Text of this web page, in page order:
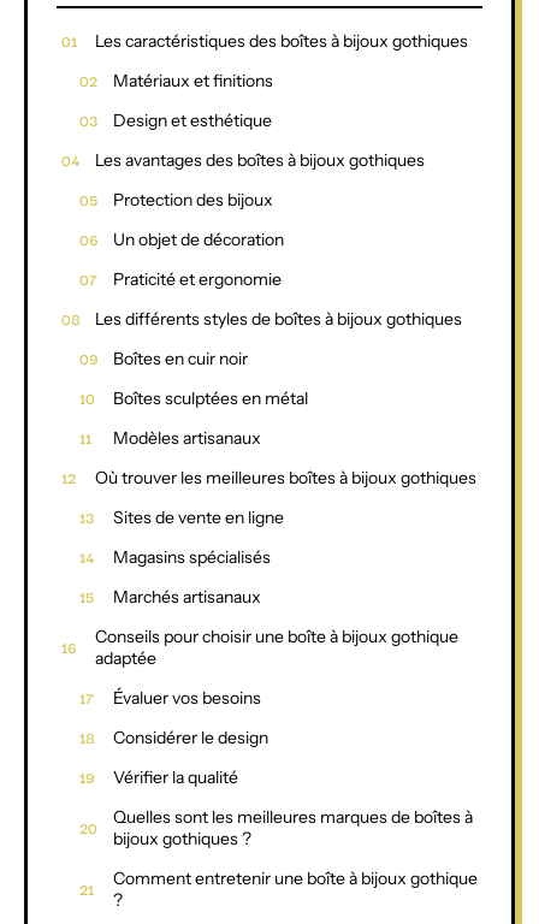
Les caractéristiques des boîtes à bijoux gothiques
Matériaux et finitions
Design et esthétique
Les avantages des boîtes à bijoux gothiques
Protection des bijoux
Un objet de décoration
Praticité et ergonomie
Les différents styles de boîtes à bijoux gothiques
Boîtes en cuir noir
Boîtes sculptées en métal
Modèles artisanaux
Où trouver les meilleures boîtes à bijoux gothiques
Sites de vente en ligne
Magasins spécialisés
Marchés artisanaux
Conseils pour choisir une boîte à bijoux gothique
adaptée
Évaluer vos besoins
Considérer le design
Vérifier la qualité
Quelles sont les meilleures marques de boîtes à
bijoux gothiques ?
Comment entretenir une boîte à bijoux gothique
?